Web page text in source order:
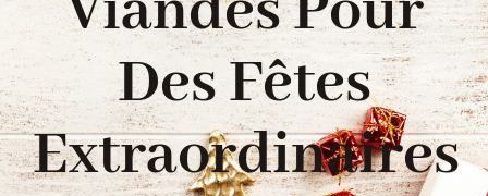
PORC
VOLAILLE
CHARCUTERIE
Des Fêtes
Extraordinaires